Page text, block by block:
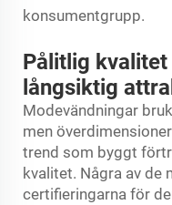
konsumentgrupp.
Pålitlig
långsiktig
Modevändningar
men
trend som byggt
kvalitet. Några av de
certifieringarna för